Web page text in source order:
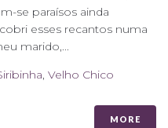
se paraísos ainda
esses recantos numa
marido,...
, Velho Chico
MORE